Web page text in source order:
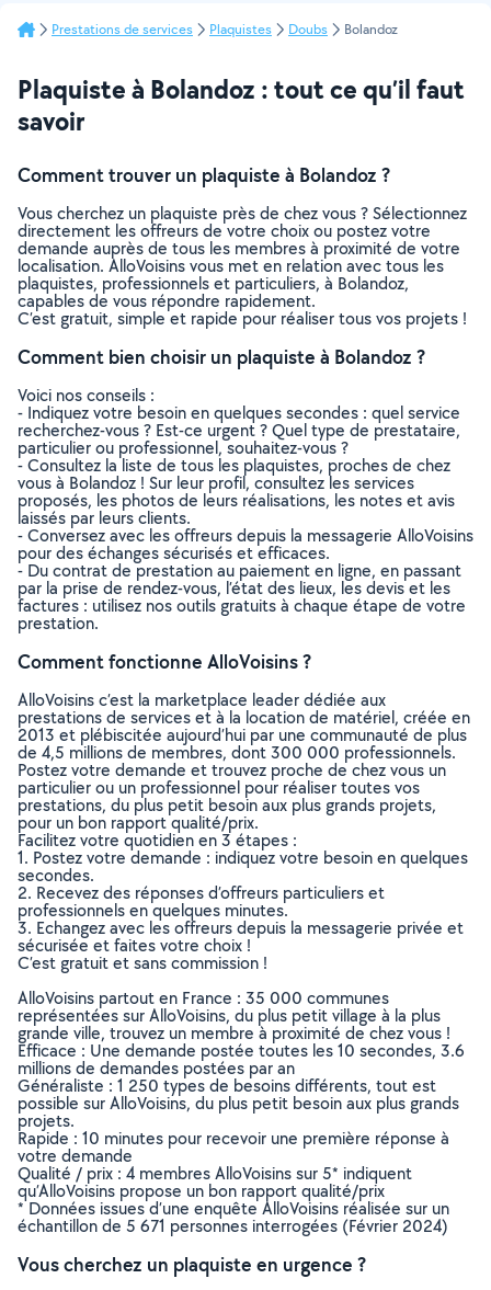
Prestations de services Plaquistes Doubs Bolandoz
Plaquiste à Bolandoz : tout ce qu’il faut
savoir
Comment trouver un plaquiste à Bolandoz ?
Vous cherchez un plaquiste près de chez vous ? Sélectionnez
directement les offreurs de votre choix ou postez votre
demande auprès de tous les membres à proximité de votre
localisation. AlloVoisins vous met en relation avec tous les
plaquistes, professionnels et particuliers, à Bolandoz,
capables de vous répondre rapidement.
C’est gratuit, simple et rapide pour réaliser tous vos projets !
Comment bien choisir un plaquiste à Bolandoz ?
Voici nos conseils :
- Indiquez votre besoin en quelques secondes : quel service
recherchez-vous ? Est-ce urgent ? Quel type de prestataire,
particulier ou professionnel, souhaitez-vous ?
- Consultez la liste de tous les plaquistes, proches de chez
vous à Bolandoz ! Sur leur profil, consultez les services
proposés, les photos de leurs réalisations, les notes et avis
laissés par leurs clients.
- Conversez avec les offreurs depuis la messagerie AlloVoisins
pour des échanges sécurisés et efficaces.
- Du contrat de prestation au paiement en ligne, en passant
par la prise de rendez-vous, l’état des lieux, les devis et les
factures : utilisez nos outils gratuits à chaque étape de votre
prestation.
Comment fonctionne AlloVoisins ?
AlloVoisins c’est la marketplace leader dédiée aux
prestations de services et à la location de matériel, créée en
2013 et plébiscitée aujourd’hui par une communauté de plus
de 4,5 millions de membres, dont 300 000 professionnels.
Postez votre demande et trouvez proche de chez vous un
particulier ou un professionnel pour réaliser toutes vos
prestations, du plus petit besoin aux plus grands projets,
pour un bon rapport qualité/prix.
Facilitez votre quotidien en 3 étapes :
1. Postez votre demande : indiquez votre besoin en quelques
secondes.
2. Recevez des réponses d’offreurs particuliers et
professionnels en quelques minutes.
3. Echangez avec les offreurs depuis la messagerie privée et
sécurisée et faites votre choix !
C’est gratuit et sans commission !
AlloVoisins partout en France : 35 000 communes
représentées sur AlloVoisins, du plus petit village à la plus
grande ville, trouvez un membre à proximité de chez vous !
Efficace : Une demande postée toutes les 10 secondes, 3.6
millions de demandes postées par an
Généraliste : 1 250 types de besoins différents, tout est
possible sur AlloVoisins, du plus petit besoin aux plus grands
projets.
Rapide : 10 minutes pour recevoir une première réponse à
votre demande
Qualité / prix : 4 membres AlloVoisins sur 5* indiquent
qu’AlloVoisins propose un bon rapport qualité/prix
* Données issues d’une enquête AlloVoisins réalisée sur un
échantillon de 5 671 personnes interrogées (Février 2024)
Vous cherchez un plaquiste en urgence ?